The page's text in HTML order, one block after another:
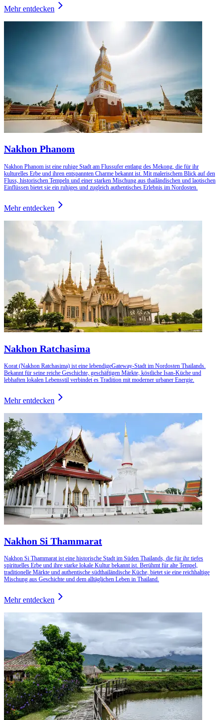
Mehr entdecken
Nakhon Phanom
Nakhon Phanom ist eine ruhige Stadt am Flussufer entlang des Mekong, die für ihr
kulturelles Erbe und ihren entspannten Charme bekannt ist. Mit malerischem Blick auf den
Fluss, historischen Tempeln und einer starken Mischung aus thailändischen und laotischen
Einflüssen bietet sie ein ruhiges und zugleich authentisches Erlebnis im Nordosten.
Mehr entdecken
Nakhon Ratchasima
Korat (Nakhon Ratchasima) ist eine lebendigeGateway-Stadt im Nordosten Thailands.
Bekannt für seine reiche Geschichte, geschäftigen Märkte, köstliche Isan-Küche und
lebhaften lokalen Lebensstil verbindet es Tradition mit moderner urbaner Energie.
Mehr entdecken
Nakhon Si Thammarat
Nakhon Si Thammarat ist eine historische Stadt im Süden Thailands, die für ihr tiefes
spirituelles Erbe und ihre starke lokale Kultur bekannt ist. Berühmt für alte Tempel,
traditionelle Märkte und authentische südthailändische Küche, bietet sie eine reichhaltige
Mischung aus Geschichte und dem alltäglichen Leben in Thailand.
Mehr entdecken